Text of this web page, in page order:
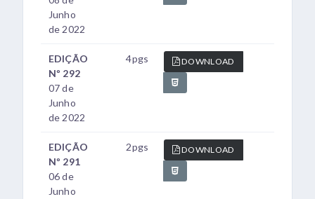
Junho
de 2022
EDIÇÃO
Nº 292
07 de
Junho
de 2022
4pgs DOWNLOAD
EDIÇÃO
Nº 291
06 de
Junho
2pgs DOWNLOAD